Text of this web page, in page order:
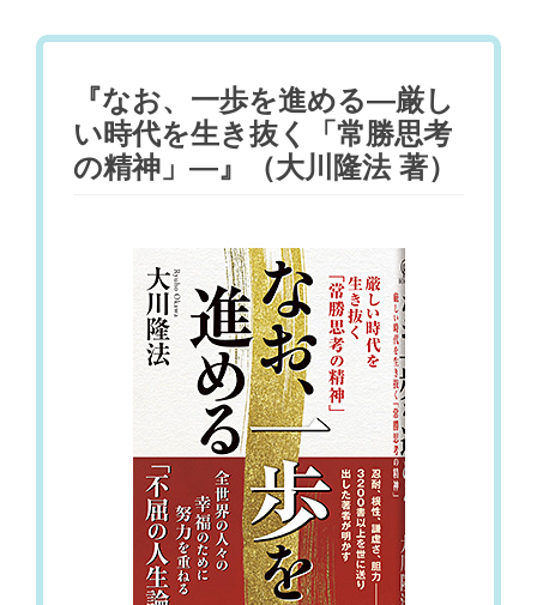
『なお、一歩を進める―厳し
い時代を生き抜く「常勝思考
の精神」―』（大川隆法 著）